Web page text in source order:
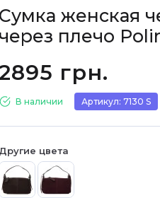
Сумка женская
через плечо
грн.
В наличии Артикул: 7130 S
Другие цвета